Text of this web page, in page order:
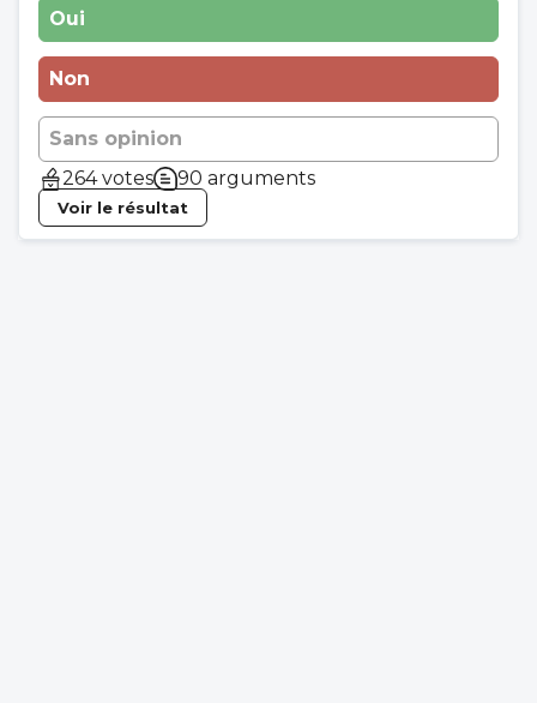
Oui
Non
Sans opinion
264 votes
90 arguments
Voir le résultat